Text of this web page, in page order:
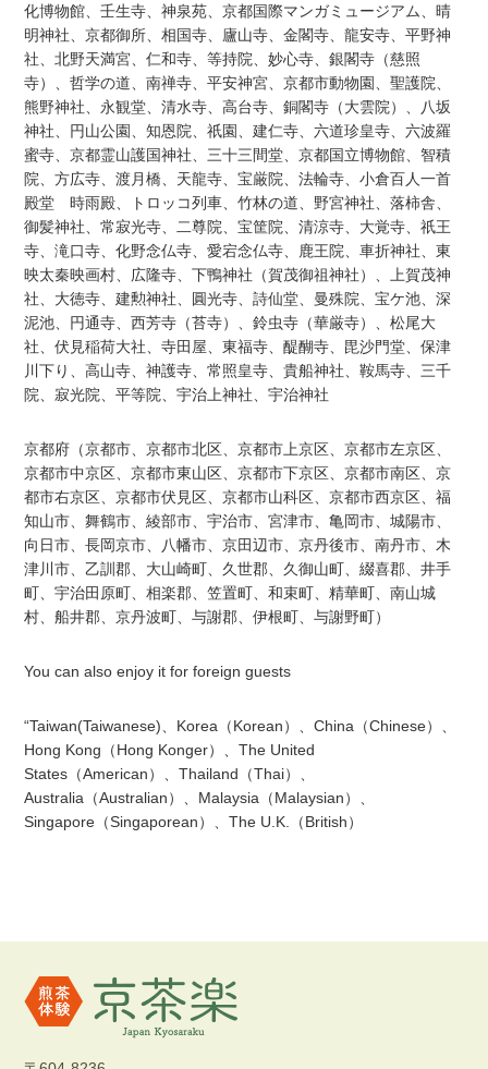
化博物館、壬生寺、神泉苑、京都国際マンガミュージアム、晴
明神社、京都御所、相国寺、廬山寺、金閣寺、龍安寺、平野神
社、北野天満宮、仁和寺、等持院、妙心寺、銀閣寺（慈照
寺）、哲学の道、南禅寺、平安神宮、京都市動物園、聖護院、
熊野神社、永観堂、清水寺、高台寺、銅閣寺（大雲院）、八坂
神社、円山公園、知恩院、祇園、建仁寺、六道珍皇寺、六波羅
蜜寺、京都霊山護国神社、三十三間堂、京都国立博物館、智積
院、方広寺、渡月橋、天龍寺、宝厳院、法輪寺、小倉百人一首
殿堂 時雨殿、トロッコ列車、竹林の道、野宮神社、落柿舎、
御髪神社、常寂光寺、二尊院、宝筐院、清涼寺、大覚寺、祇王
寺、滝口寺、化野念仏寺、愛宕念仏寺、鹿王院、車折神社、東
映太秦映画村、広隆寺、下鴨神社（賀茂御祖神社）、上賀茂神
社、大徳寺、建勲神社、圓光寺、詩仙堂、曼殊院、宝ケ池、深
泥池、円通寺、西芳寺（苔寺）、鈴虫寺（華厳寺）、松尾大
社、伏見稲荷大社、寺田屋、東福寺、醍醐寺、毘沙門堂、保津
川下り、高山寺、神護寺、常照皇寺、貴船神社、鞍馬寺、三千
院、寂光院、平等院、宇治上神社、宇治神社
京都府（京都市、京都市北区、京都市上京区、京都市左京区、
京都市中京区、京都市東山区、京都市下京区、京都市南区、京
都市右京区、京都市伏見区、京都市山科区、京都市西京区、福
知山市、舞鶴市、綾部市、宇治市、宮津市、亀岡市、城陽市、
向日市、長岡京市、八幡市、京田辺市、京丹後市、南丹市、木
津川市、乙訓郡、大山崎町、久世郡、久御山町、綴喜郡、井手
町、宇治田原町、相楽郡、笠置町、和束町、精華町、南山城
村、船井郡、京丹波町、与謝郡、伊根町、与謝野町）
You can also enjoy it for foreign guests
“Taiwan(Taiwanese)、Korea（Korean）、China（Chinese）、
Hong Kong（Hong Konger）、The United
States（American）、Thailand（Thai）、
Australia（Australian）、Malaysia（Malaysian）、
Singapore（Singaporean）、The U.K.（British）